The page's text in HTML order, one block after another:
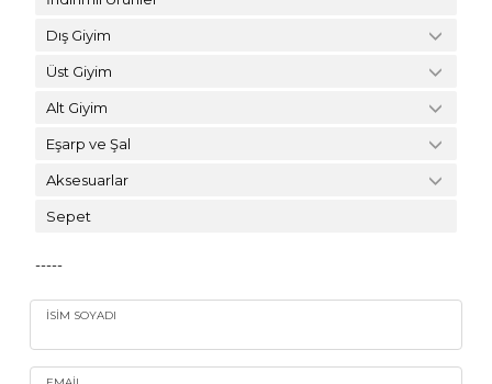
Dış Giyim
Üst Giyim
Alt Giyim
Eşarp ve Şal
Aksesuarlar
Sepet
-----
İSIM SOYADI